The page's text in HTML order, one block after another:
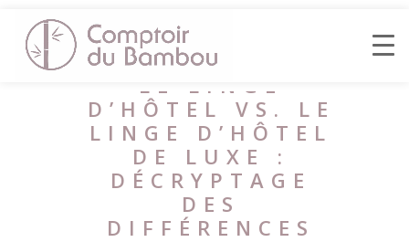
LE LINGE
D’HÔTEL VS. LE
LINGE D’HÔTEL
DE LUXE :
DÉCRYPTAGE
DES
DIFFÉRENCES